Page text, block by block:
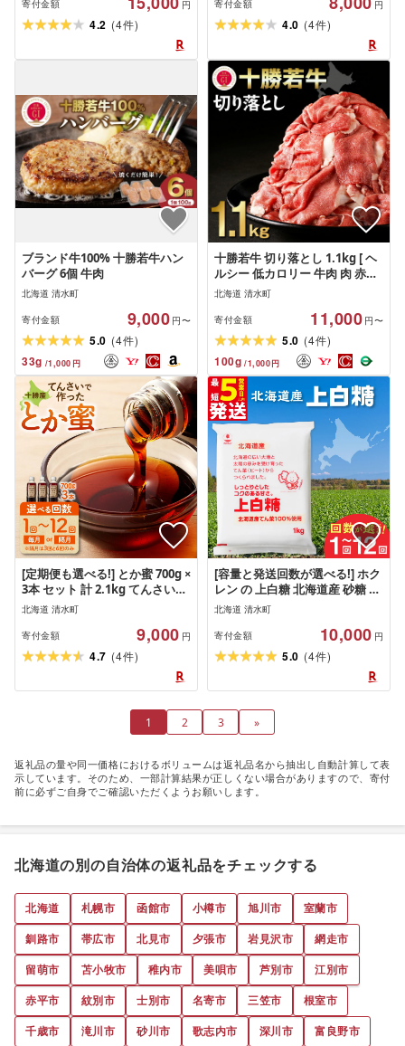
ァーミング 自宅用 贈答 お取り
寄せ 北海道 清水町 送料無料
寄付金額 円
4.2 (4件)
牛肉100% 冷凍 真空パック ハン
バーグ そぼろ 餃子 あらびき お
かず 北海道 清水町 送料無料
寄付金額 円
4.0 (4件)
ブランド牛100% 十勝若牛ハン
バーグ 6個 牛肉
北海道 清水町
寄付金額 9,000 円〜
5.0 (4件)
33g /1,000 円
十勝若牛 切り落とし 1.1kg [ ヘ
ルシー 低カロリー 牛肉 肉 赤身
豊かな旨味 万能 料理 ブランド
国産 牛肉サミット2012優勝 こ
だわり 贈り物 お取り寄せ ギフ
ト お中元 お歳暮 のし 熨斗 北海
道 清水町 ]
北海道 清水町
寄付金額 11,000 円〜
5.0 (4件)
100g /1,000円
[定期便も選べる!] とか蜜 700g ×
3本 セット 計 2.1kg てんさい糖
ヨーグルト コーヒー お菓子作
り 煮物 隠し味 手作り 天然のオ
リゴ糖 贈り物 ホットケーキ 蜂
蜜 糖蜜 砂糖 お取り寄せ 人気 オ
リゴ糖 甜菜糖 北海道 清水町 送
北海道 清水町
寄付金額 9,000 円
4.7 (4件)
[容量と発送回数が選べる!] ホク
レン の 上白糖 北海道産 砂糖 定
期便 お菓子 お菓子作り 料理 調
味料 ビート てん菜 焼き菓子 卵
焼き 煮物 お取り寄せ 道産 国産
北海道 清水町 十勝清水 送料無
料
北海道 清水町
寄付金額 10,000 円
5.0 (4件)
1 2 3 »
返礼品の量や同一価格におけるボリュームは返礼品名から抽出し自動計算して表
示しています。そのため、一部計算結果が正しくない場合がありますので、寄付
前に必ずご自身でご確認いただくようお願いします。
北海道の別の自治体の返礼品をチェックする
北海道 札幌市 函館市 小樽市 旭川市
室蘭市
釧路市
帯広市 北見市 夕張市 岩見沢市
網走市
留萌市
苫小牧市 稚内市 美唄市 芦別市
江別市
赤平市
紋別市 士別市 名寄市 三笠市
根室市
千歳市
滝川市 砂川市 歌志内市 深川市
富良野市